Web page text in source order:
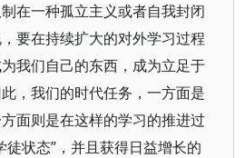
在一种孤立主义或者自我封闭
要在持续扩大的对外学习过程
我们自己的东西，成为立足于
，我们的时代任务，一方面是
面则是在这样的学习的推进过
徒状态”，并且获得日益增长的